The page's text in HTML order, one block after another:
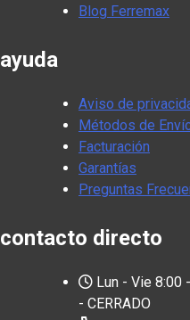
Blog Ferremax
ayuda
Aviso de
Métodos de
Facturación
Garantías
Preguntas
contacto directo
Lun - Vie 8:00
- CERRADO